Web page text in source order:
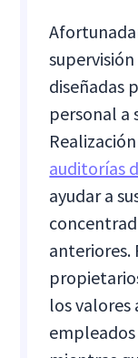
diseñadas
personal a
auditorías
ayudar a
anteriores.
los valores